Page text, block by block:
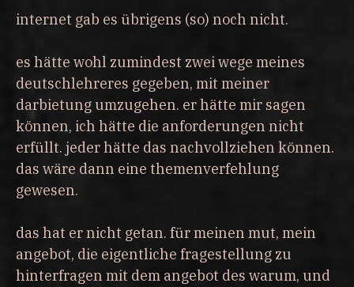
internet gab es übrigens (so) noch nicht.
es hätte wohl zumindest zwei wege meines
deutschlehreres gegeben, mit meiner
darbietung umzugehen. er hätte mir sagen
können, ich hätte die anforderungen nicht
erfüllt. jeder hätte das nachvollziehen können.
das wäre dann eine themenverfehlung
gewesen.
das hat er nicht getan. für meinen mut, mein
angebot, die eigentliche fragestellung zu
hinterfragen mit dem angebot des warum, und